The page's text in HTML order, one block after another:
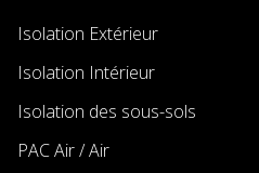
Isolation Extérieur
Isolation Intérieur
Isolation des sous-sols
PAC Air / Air